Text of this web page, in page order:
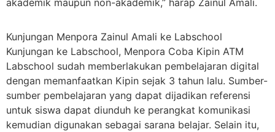
akademik maupun non-akademik,” harap Zainul Amali.
Kunjungan Menpora Zainul Amali ke Labschool
Kunjungan ke Labschool, Menpora Coba Kipin ATM
Labschool sudah memberlakukan pembelajaran digital
dengan memanfaatkan Kipin sejak 3 tahun lalu. Sumber-
sumber pembelajaran yang dapat dijadikan referensi
untuk siswa dapat diunduh ke perangkat komunikasi
kemudian digunakan sebagai sarana belajar. Selain itu,